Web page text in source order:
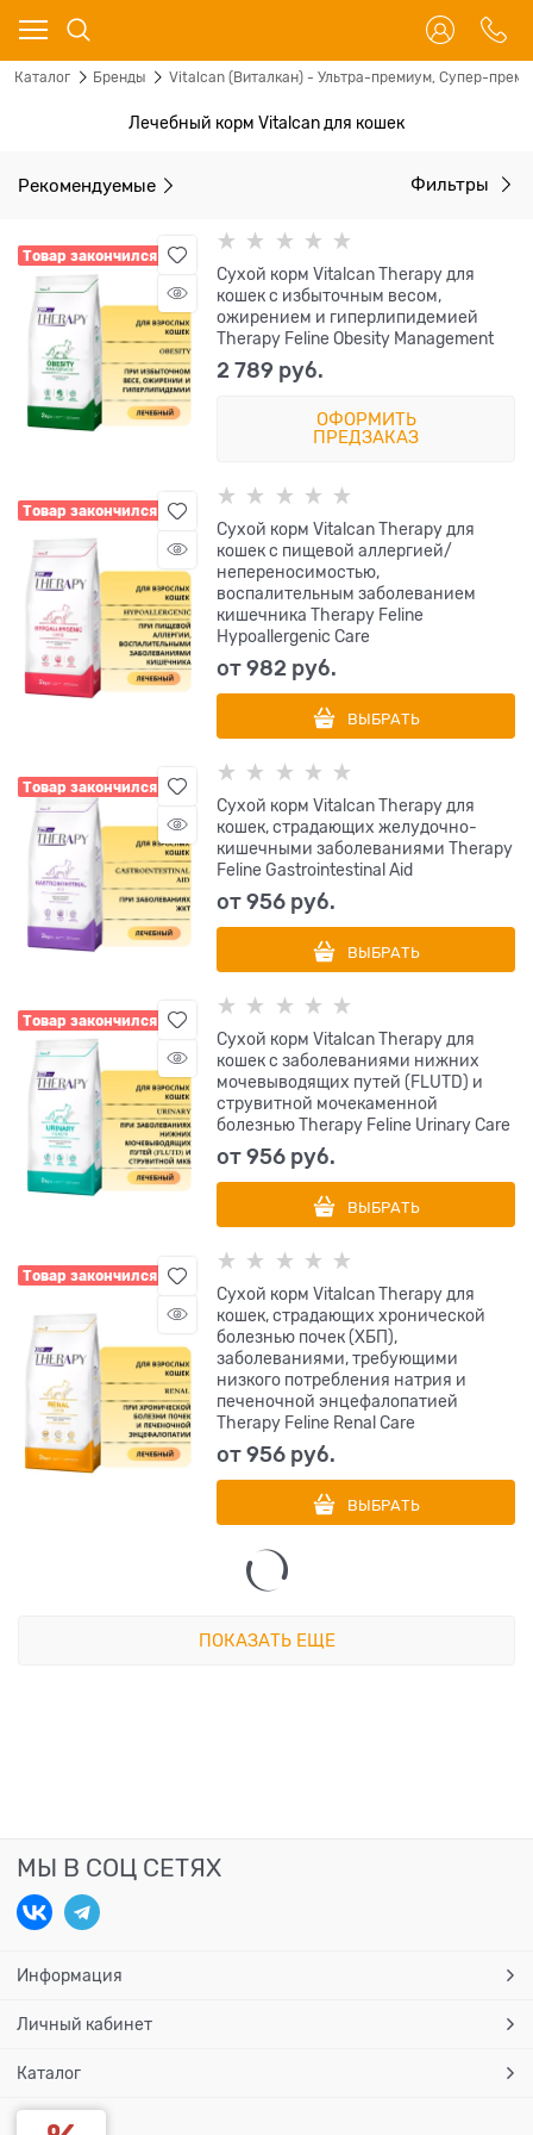
Каталог Бренды Vitalcan (Виталкан) - Ультра-премиум, Супер-
Лечебный корм Vitalcan для кошек
Рекомендуемые Фильтры
Товар закончился
Сухой корм Vitalcan Therapy для
кошек с избыточным весом,
ожирением и гиперлипидемией
Therapy Feline Obesity Management
2 789 руб.
ОФОРМИТЬ
ПРЕДЗАКАЗ
Товар закончился
Сухой корм Vitalcan Therapy для
кошек с пищевой аллергией/
непереносимостью,
воспалительным заболеванием
кишечника Therapy Feline
Hypoallergenic Care
от982 руб.
ВЫБРАТЬ
Товар закончился
Сухой корм Vitalcan Therapy для
кошек, страдающих желудочно-
кишечными заболеваниями Therapy
Feline Gastrointestinal Aid
от956 руб.
ВЫБРАТЬ
Товар закончился
Сухой корм Vitalcan Therapy для
кошек с заболеваниями нижних
мочевыводящих путей (FLUTD) и
струвитной мочекаменной
болезнью Therapy Feline Urinary Care
от956 руб.
ВЫБРАТЬ
Товар закончился
Сухой корм Vitalcan Therapy для
кошек, страдающих хронической
болезнью почек (ХБП),
заболеваниями, требующими
низкого потребления натрия и
печеночной энцефалопатией
Therapy Feline Renal Care
от956 руб.
ВЫБРАТЬ
ПОКАЗАТЬ ЕЩЕ
МЫ В СОЦ СЕТЯХ
Информация
Личный кабинет
Каталог